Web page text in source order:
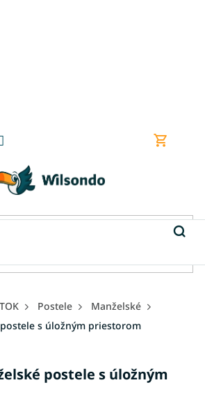
Postele
Manželské
s úložným priestorom
postele s úložným